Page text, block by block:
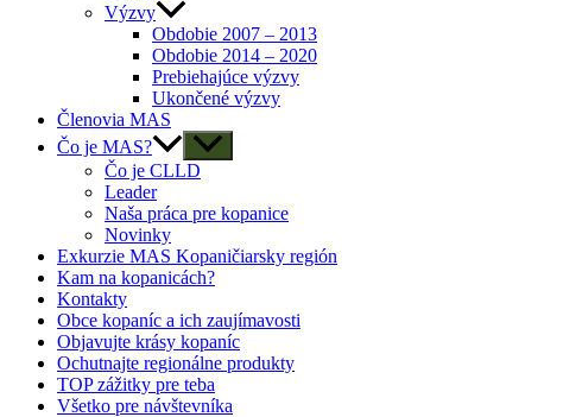
Výzvy
Obdobie 2007 – 2013
Obdobie 2014 – 2020
Prebiehajúce výzvy
Ukončené výzvy
Členovia MAS
Čo je MAS?
Čo je CLLD
Leader
Naša práca pre kopanice
Novinky
Exkurzie MAS Kopaničiarsky región
Kam na kopanicách?
Kontakty
Obce kopaníc a ich zaujímavosti
Objavujte krásy kopaníc
Ochutnajte regionálne produkty
TOP zážitky pre teba
Všetko pre návštevníka